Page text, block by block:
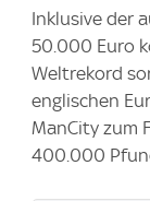
Inklusive der
50.000 Euro
Weltrekord
englischen
ManCity zum
400.000